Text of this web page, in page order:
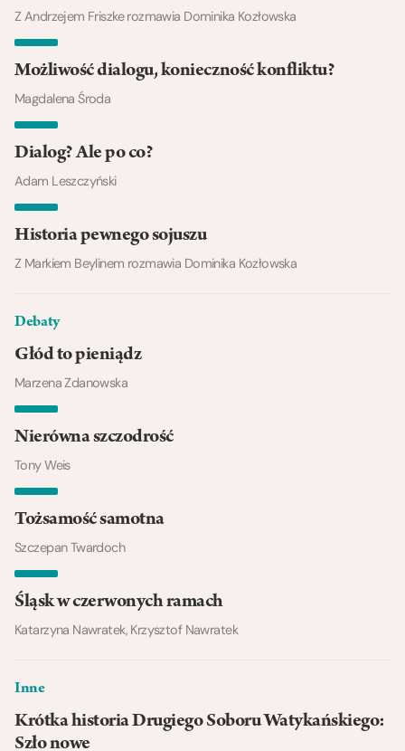
Z Andrzejem Friszke rozmawia Dominika Kozłowska
Możliwość dialogu, konieczność konfliktu?
Magdalena Środa
Dialog? Ale po co?
Adam Leszczyński
Historia pewnego sojuszu
Z Markiem Beylinem rozmawia Dominika Kozłowska
Debaty
Głód to pieniądz
Marzena Zdanowska
Nierówna szczodrość
Tony Weis
Tożsamość samotna
Szczepan Twardoch
Śląsk w czerwonych ramach
Katarzyna Nawratek, Krzysztof Nawratek
Inne
Krótka historia Drugiego Soboru Watykańskiego:
Szło nowe